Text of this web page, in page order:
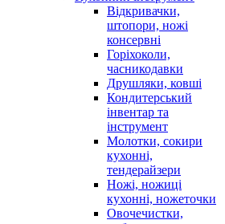
Відкривачки,
штопори, ножі
консервні
Горіхоколи,
часникодавки
Друшляки, ковші
Кондитерський
інвентар та
інструмент
Молотки, сокири
кухонні,
тендерайзери
Ножі, ножиці
кухонні, ножеточки
Овочечистки,